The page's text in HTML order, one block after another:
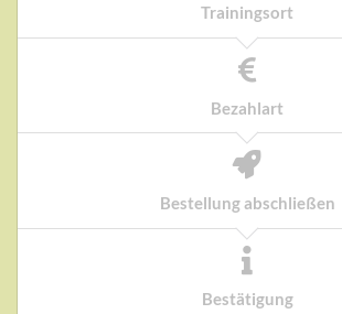
Trainingsort
Bezahlart
Bestellung abschließen
Bestätigung